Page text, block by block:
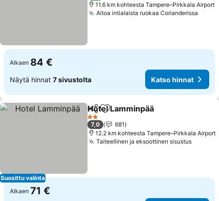
11.6 km kohteesta Tampere–Pirkkala Airport
Aitoa intialaista ruokaa Corianderissa
Alkaen 84 €
Näytä hinnat 7 sivustolta Katso hinnat
Suosittu valinta
Jaa Lisää suosikkeihin
Hotel Lamminpää
2 Tähtiluokitus
7,0
681
12.2 km kohteesta Tampere–Pirkkala Airport
Taiteellinen ja eksoottinen sisustusKatso
Alkaen 71 €